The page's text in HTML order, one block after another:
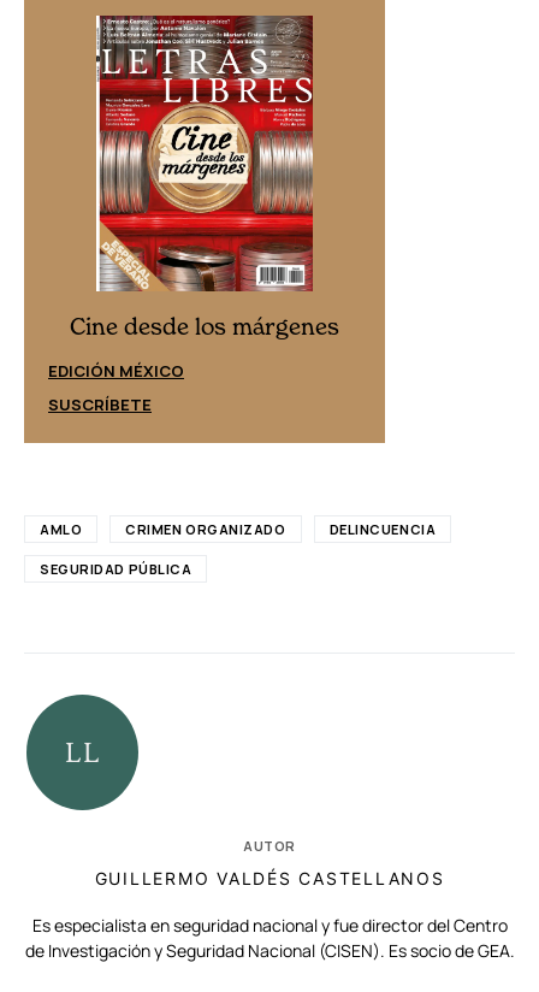
Cine desde los márgenes
EDICIÓN MÉXICO
SUSCRÍBETE
AMLO CRIMEN ORGANIZADO DELINCUENCIA
SEGURIDAD PÚBLICA
AUTOR
GUILLERMO VALDÉS CASTELLANOS
Es especialista en seguridad nacional y fue director del Centro
de Investigación y Seguridad Nacional (CISEN). Es socio de GEA.